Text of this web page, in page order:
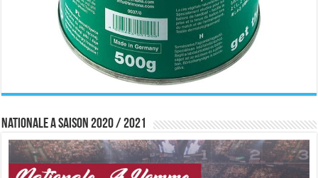
Nationale A saison 2020 / 2021